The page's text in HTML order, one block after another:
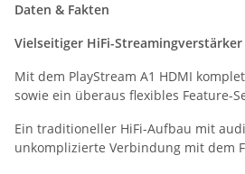
Daten & Fakten
Vielseitiger HiFi-
Mit dem PlayStream A1 HDMI
sowie ein überaus flexibles Feature-
Ein traditioneller HiFi-Aufbau mit
unkomplizierte Verbindung mit dem